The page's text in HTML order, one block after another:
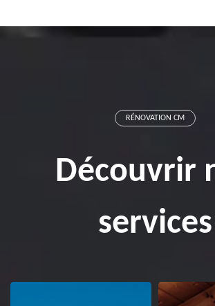
RÉNOVATION CM
Découvrir
services